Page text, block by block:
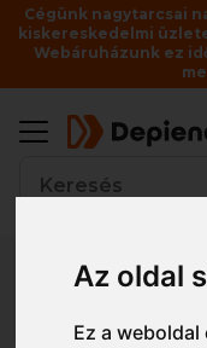
Az oldal
Ez a
Cégünk nagytarcsai
kiskereskedelmi
Webáruházunk ez
Részletes